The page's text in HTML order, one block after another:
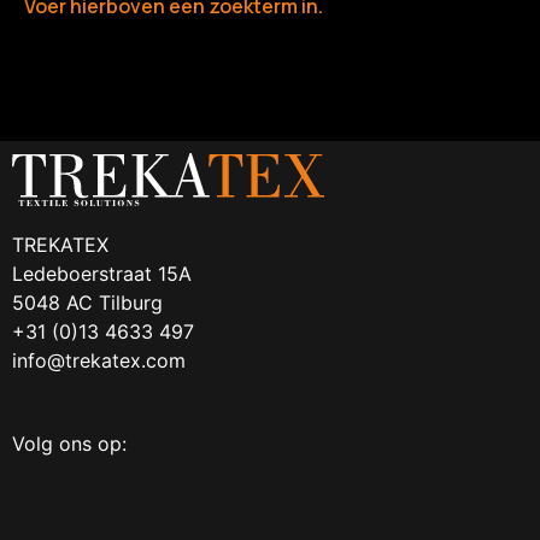
Voer hierboven een zoekterm in.
TREKATEX
Ledeboerstraat 15A
5048 AC Tilburg
+31 (0)13 4633 497
info@trekatex.com
Volg ons op: